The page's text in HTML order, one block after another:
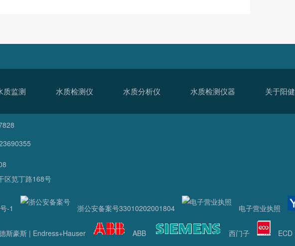
质监测 水质检测仪 水质分析仪 水质检测仪器 关于阳健
区笕丁路168号
-1 浙公安备案号33010202001804 电子营业执照
斯豪斯 | Endress+Hauser ABB 西门子 ECD